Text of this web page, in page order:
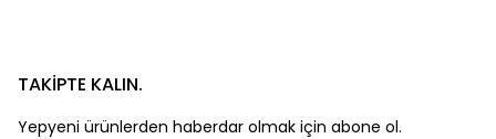
TAKİPTE KALIN.
Yepyeni ürünlerden haberdar olmak için abone ol.